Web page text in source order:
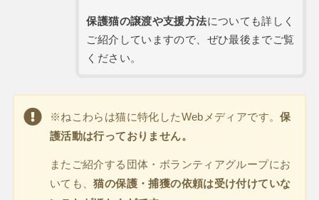
保護猫の譲渡や支援方法についても詳しく
ご紹介していますので、ぜひ最後までご覧
ください。
※ねこわらは猫に特化したWebメディアです。保
護活動は行っておりません。
またご紹介する団体・ボランティアグループにお
いても、猫の保護・捕獲の依頼は受け付けていな